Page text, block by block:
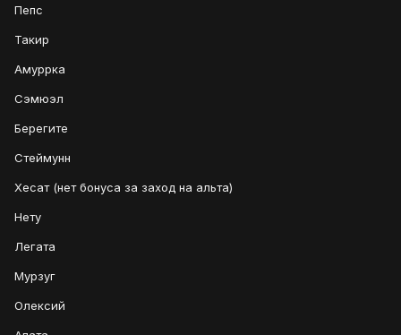
Пепс
Такир
Амуррка
Сэмюэл
Берегите
Стеймунн
Хесат (нет бонуса за заход на альта)
Нету
Легата
Мурзуг
Олексий